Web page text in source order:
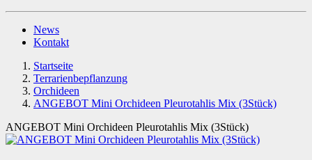
News
Kontakt
Startseite
Terrarienbepflanzung
Orchideen
ANGEBOT Mini Orchideen Pleurotahlis Mix (3Stück)
ANGEBOT Mini Orchideen Pleurotahlis Mix (3Stück)